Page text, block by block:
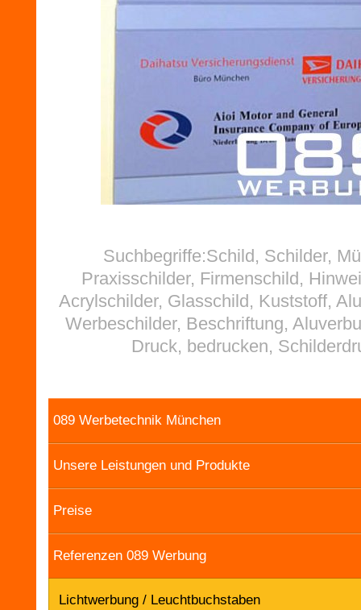
Suchbegriffe:Schild, Schilder,
Praxisschilder, Firmenschild,
Acrylschilder, Glasschild, Kuststoff,
Werbeschilder, Beschriftung,
Druck, bedrucken,
089 Werbetechnik München
Unsere Leistungen und Produkte
Preise
Referenzen 089 Werbung
Lichtwerbung / Leuchtbuchstaben